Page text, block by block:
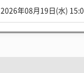
2026年08月19日(水)